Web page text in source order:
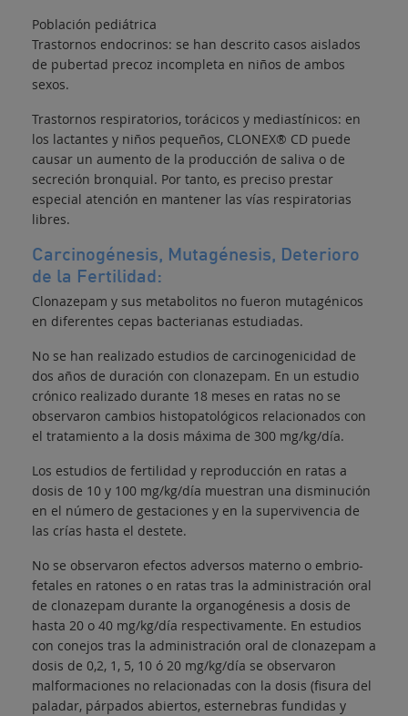
Población pediátrica
Trastornos endocrinos: se han descrito casos aislados
de pubertad precoz incompleta en niños de ambos
sexos.
Trastornos respiratorios, torácicos y mediastínicos: en
los lactantes y niños pequeños, CLONEX® CD puede
causar un aumento de la producción de saliva o de
secreción bronquial. Por tanto, es preciso prestar
especial atención en mantener las vías respiratorias
libres.
Carcinogénesis, Mutagénesis, Deterioro
de la Fertilidad:
Clonazepam y sus metabolitos no fueron mutagénicos
en diferentes cepas bacterianas estudiadas.
No se han realizado estudios de carcinogenicidad de
dos años de duración con clonazepam. En un estudio
crónico realizado durante 18 meses en ratas no se
observaron cambios histopatológicos relacionados con
el tratamiento a la dosis máxima de 300 mg/kg/día.
Los estudios de fertilidad y reproducción en ratas a
dosis de 10 y 100 mg/kg/día muestran una disminución
en el número de gestaciones y en la supervivencia de
las crías hasta el destete.
No se observaron efectos adversos materno o embrio-
fetales en ratones o en ratas tras la administración oral
de clonazepam durante la organogénesis a dosis de
hasta 20 o 40 mg/kg/día respectivamente. En estudios
con conejos tras la administración oral de clonazepam a
dosis de 0,2, 1, 5, 10 ó 20 mg/kg/día se observaron
malformaciones no relacionadas con la dosis (fisura del
paladar, párpados abiertos, esternebras fundidas y